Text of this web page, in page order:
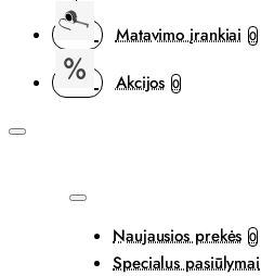
Matavimo įrankiai 0
Akcijos 0
Naujausios prekės 0
Specialus pasiūlymai